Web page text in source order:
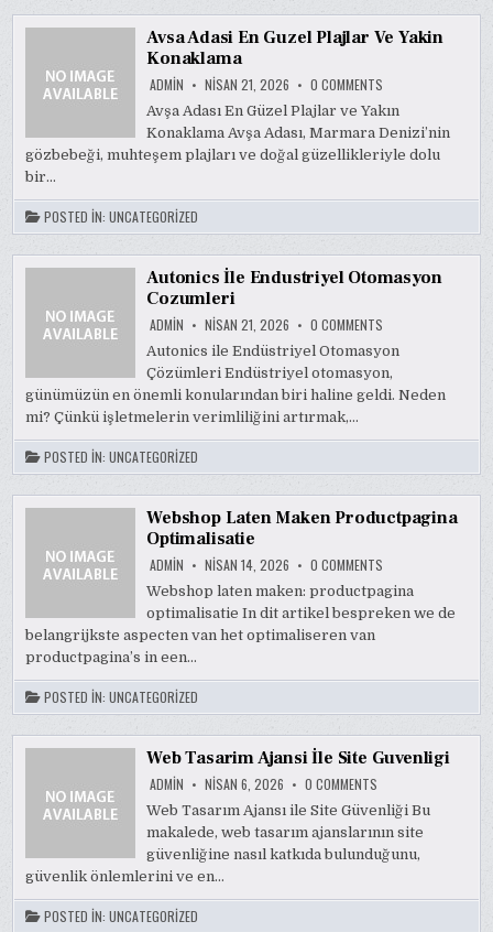
Avsa Adasi En Guzel Plajlar Ve Yakin
Konaklama
ADMIN NISAN 21, 2026 0 COMMENTS
ADASI
GUZEL
PLAJLAR
VE
Avşa Adası En Güzel Plajlar ve Yakın
Konaklama Avşa Adası, Marmara Denizi’nin
gözbebeği, muhteşem plajları ve doğal güzellikleriyle dolu
bir…
POSTED IN:UNCATEGORIZED
Autonics İle Endustriyel Otomasyon
Cozumleri
ADMIN NISAN 21, 2026 0 COMMENTS
İLE
OTOMASYON
COZUMLERI
Autonics ile Endüstriyel Otomasyon
Çözümleri Endüstriyel otomasyon,
günümüzün en önemli konularından biri haline geldi. Neden
mi? Çünkü işletmelerin verimliliğini artırmak,…
POSTED IN:UNCATEGORIZED
Webshop Laten Maken Productpagina
Optimalisatie
ADMIN NISAN 14, 2026 0 COMMENTS
LATEN
MAKEN
PRODUCTPAGINA
Webshop laten maken: productpagina
optimalisatie In dit artikel bespreken we de
belangrijkste aspecten van het optimaliseren van
productpagina’s in een…
POSTED IN:UNCATEGORIZED
Web Tasarim Ajansi İle Site Guvenligi
ADMIN NISAN 6, 2026 0 COMMENTS
TASARIM
AJANSI
İLE
SITE
GUVENLIGI
Web Tasarım Ajansı ile Site Güvenliği Bu
makalede, web tasarım ajanslarının site
güvenliğine nasıl katkıda bulunduğunu,
güvenlik önlemlerini ve en…
POSTED IN:UNCATEGORIZED